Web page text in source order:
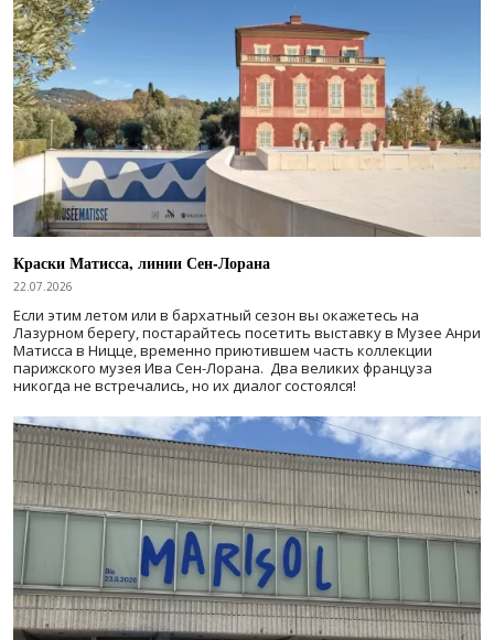
Краски Матисса, линии Сен-Лорана
22.07.2026
Если этим летом или в бархатный сезон вы окажетесь на
Лазурном берегу, постарайтесь посетить выставку в Музее Анри
Матисса в Ницце, временно приютившем часть коллекции
парижского музея Ива Сен-Лорана. Два великих француза
никогда не встречались, но их диалог состоялся!